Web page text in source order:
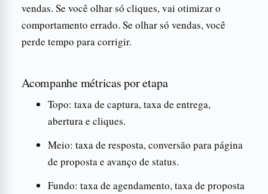
vendas. Se você olhar só cliques, vai otimizar o
comportamento errado. Se olhar só vendas, você
perde tempo para corrigir.
Acompanhe métricas por etapa
Topo: taxa de captura, taxa de entrega,
abertura e cliques.
Meio: taxa de resposta, conversão para página
de proposta e avanço de status.
Fundo: taxa de agendamento, taxa de proposta